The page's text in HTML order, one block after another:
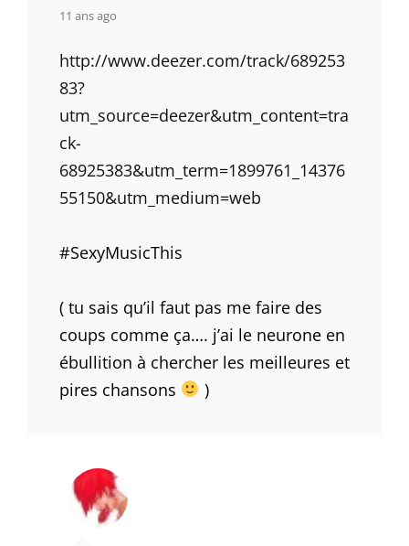
says:
11 ans ago
http://www.deezer.com/track/689253
83?
utm_source=deezer&utm_content=tra
ck-
68925383&utm_term=1899761_14376
55150&utm_medium=web
#SexyMusicThis
( tu sais qu’il faut pas me faire des
coups comme ça…. j’ai le neurone en
ébullition à chercher les meilleures et
pires chansons
)